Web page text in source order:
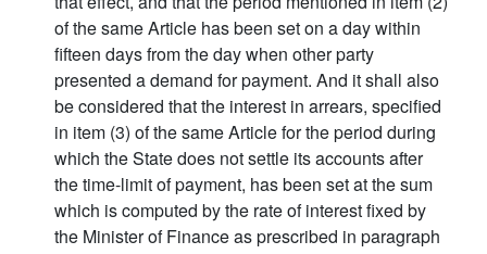
of the same Article has been set on a day within
fifteen days from the day when other party
presented a demand for payment. And it shall also
be considered that the interest in arrears, specified
in item (3) of the same Article for the period during
which the State does not settle its accounts after
the time-limit of payment, has been set at the sum
which is computed by the rate of interest fixed by
the Minister of Finance as prescribed in paragraph